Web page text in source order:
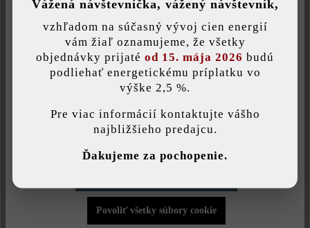
Opis produktu
Táto platňa z ušľachtilej ocele s rozmermi 7,5 × 7,5 cm sa dá
skombinovať so vstavanými svietidlami Flux, Fusion alebo
Hyve a zmení ich vzhľad.
Druh produktu:
Uložiť individuálne nastavenie
Táto webová stránka používa súbory cookie, aby vám ponúkla
Povoliť všetky súbory cookie
Vážená návštevníčka, vážený návštevník,
vzhľadom na súčasný vývoj cien energií
vám žiaľ oznamujeme, že všetky
objednávky prijaté od 15. mája 2026 budú
podliehať energetickému príplatku vo
výške 2,5 %.
Pre viac informácií kontaktujte vášho
najbližšieho predajcu.
Ďakujeme za pochopenie.